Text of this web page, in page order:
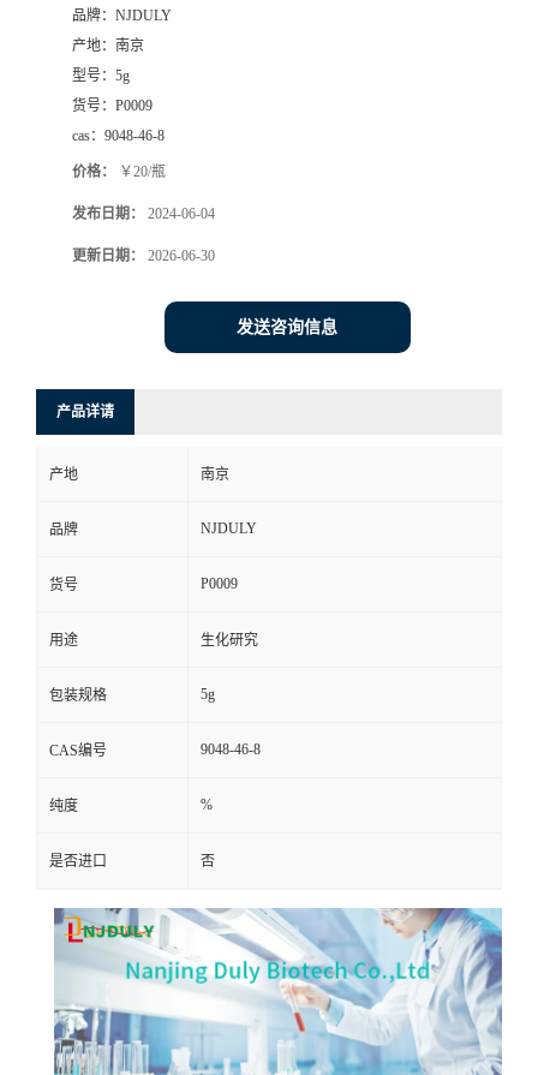
品牌： NJDULY
产地： 南京
型号： 5g
货号： P0009
cas： 9048-46-8
价格： ￥20/瓶
发布日期： 2024-06-04
更新日期： 2026-06-30
发送咨询信息
产品详请
产地 南京
品牌 NJDULY
货号 P0009
用途 生化研究
包装规格 5g
CAS编号 9048-46-8
纯度 %
是否进口 否